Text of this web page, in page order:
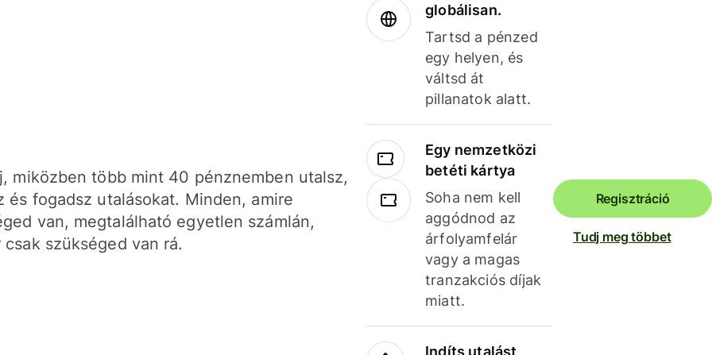
miközben több mint 40 pénznemben utalsz,
és fogadsz utalásokat. Minden, amire
van, megtalálható egyetlen számlán,
csak szükséged van rá.
globálisan.
Tartsd a pénzed
egy helyen, és
váltsd át
pillanatok alatt.
Egy nemzetközi
betéti kártya
Soha nem kell
aggódnod az
árfolyamfelár
vagy a magas
tranzakciós díjak
miatt.
Indíts utalást
Regisztráció
Tudj meg többet